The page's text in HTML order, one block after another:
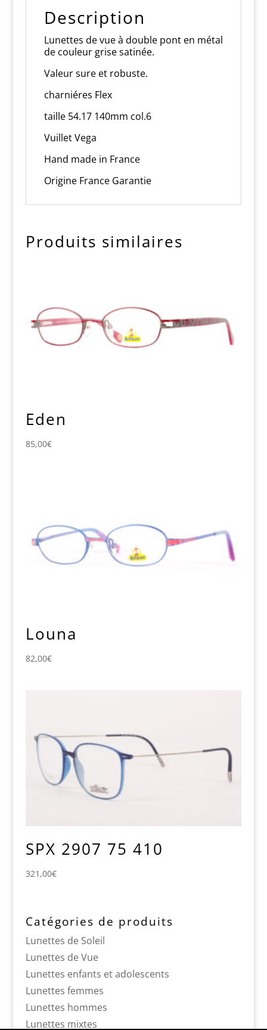
Description
Lunettes de vue à double pont en métal
de couleur grise satinée.
Valeur sure et robuste.
charniéres Flex
taille 54.17 140mm col.6
Vuillet Vega
Hand made in France
Origine France Garantie
Produits similaires
Eden
85,00€
Louna
82,00€
SPX 2907 75 410
321,00€
Catégories de produits
Lunettes de Soleil
Lunettes de Vue
Lunettes enfants et adolescents
Lunettes femmes
Lunettes hommes
Lunettes mixtes